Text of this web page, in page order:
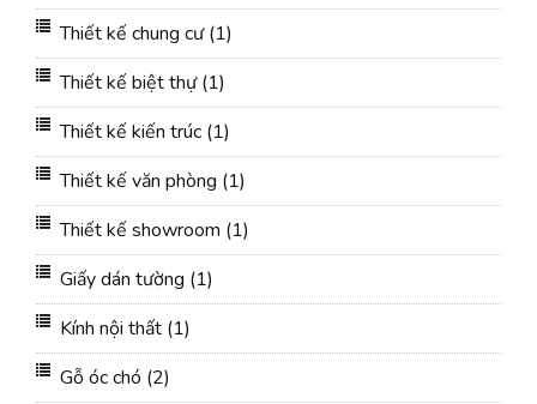
Thiết kế chung cư(1)
Thiết kế biệt thự(1)
Thiết kế kiến trúc (1)
Thiết kế văn phòng (1)
Thiết kế showroom (1)
Giấy dán tường (1)
Kính nội thất (1)
Gỗ óc chó (2)